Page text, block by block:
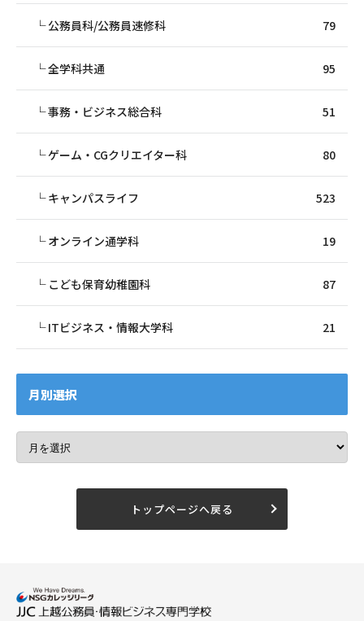
公務員科/公務員速修科 79
全学科共通 95
事務・ビジネス総合科 51
ゲーム・CGクリエイター科 80
キャンパスライフ 523
オンライン通学科 19
こども保育幼稚園科 87
ITビジネス・情報大学科 21
月別選択
トップページへ戻る